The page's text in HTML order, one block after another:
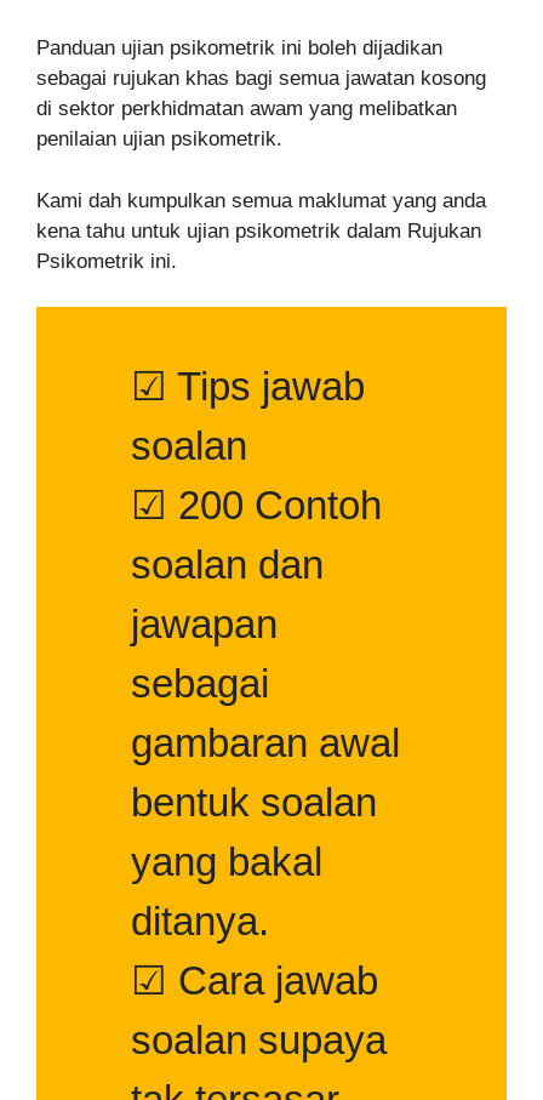
Panduan ujian psikometrik ini boleh dijadikan
sebagai rujukan khas bagi semua jawatan kosong
di sektor perkhidmatan awam yang melibatkan
penilaian ujian psikometrik.
Kami dah kumpulkan semua maklumat yang anda
kena tahu untuk ujian psikometrik dalam Rujukan
Psikometrik ini.
☑ Tips jawab
soalan
☑ 200 Contoh
soalan dan
jawapan
sebagai
gambaran awal
bentuk soalan
yang bakal
ditanya.
☑ Cara jawab
soalan supaya